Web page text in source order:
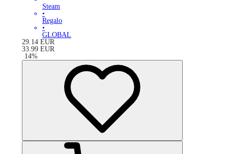
Steam
•
Regalo
•
GLOBAL
29.14 EUR
33.99 EUR
-14%